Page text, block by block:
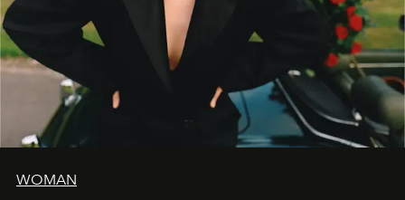
WOMAN